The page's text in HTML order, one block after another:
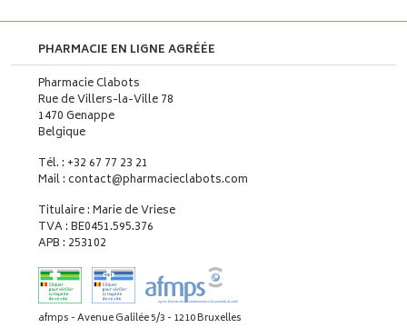
PHARMACIE EN LIGNE AGRÉÉE
Pharmacie Clabots
Rue de Villers-la-Ville 78
1470 Genappe
Belgique
Tél. : +32 67 77 23 21
Mail : contact@pharmacieclabots.com
Titulaire : Marie de Vriese
TVA : BE0451.595.376
APB : 253102
afmps - Avenue Galilée 5/3 - 1210 Bruxelles